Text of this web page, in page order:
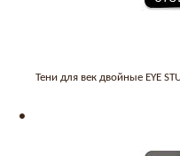
Тени для век двойные EYE